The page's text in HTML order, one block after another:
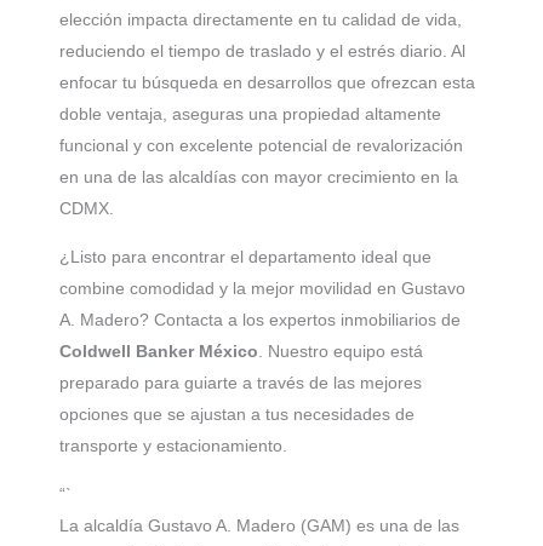
elección impacta directamente en tu calidad de vida,
reduciendo el tiempo de traslado y el estrés diario. Al
enfocar tu búsqueda en desarrollos que ofrezcan esta
doble ventaja, aseguras una propiedad altamente
funcional y con excelente potencial de revalorización
en una de las alcaldías con mayor crecimiento en la
CDMX.
¿Listo para encontrar el departamento ideal que
combine comodidad y la mejor movilidad en Gustavo
A. Madero? Contacta a los expertos inmobiliarios de
Coldwell Banker México. Nuestro equipo está
preparado para guiarte a través de las mejores
opciones que se ajustan a tus necesidades de
transporte y estacionamiento.
“`
La alcaldía Gustavo A. Madero (GAM) es una de las